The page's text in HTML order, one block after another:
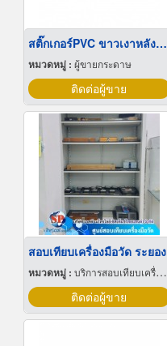
สติ๊กเกอร์PVC ขาวเงาหลังเขียว
หมวดหมู่ : ผู้ขายกระดาษ
ติดต่อผู้ขาย
สอบเทียบเครื่องมือวัด ระยอง
หมวดหมู่ : บริการสอบเทียบเครื่องมือวัด
ติดต่อผู้ขาย